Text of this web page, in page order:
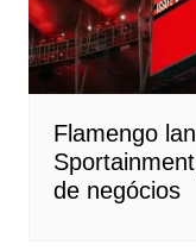
Flamengo
de negócios